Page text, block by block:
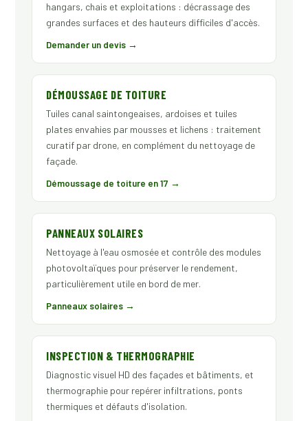
hangars, chais et exploitations : décrassage des
grandes surfaces et des hauteurs difficiles d'accès.
Demander un devis →
DÉMOUSSAGE DE TOITURE
Tuiles canal saintongeaises, ardoises et tuiles
plates envahies par mousses et lichens : traitement
curatif par drone, en complément du nettoyage de
façade.
Démoussage de toiture en 17 →
PANNEAUX SOLAIRES
Nettoyage à l'eau osmosée et contrôle des modules
photovoltaïques pour préserver le rendement,
particulièrement utile en bord de mer.
Panneaux solaires →
INSPECTION & THERMOGRAPHIE
Diagnostic visuel HD des façades et bâtiments, et
thermographie pour repérer infiltrations, ponts
thermiques et défauts d'isolation.